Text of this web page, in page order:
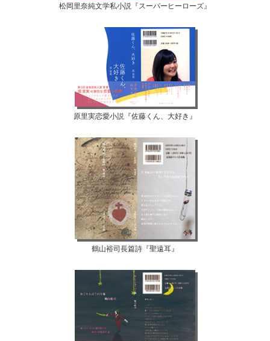
松岡里奈純文学私小説『スーパーヒーローズ』
原里実恋愛小説『佐藤くん、大好き』
鶴山裕司長篇詩『聖遠耳』